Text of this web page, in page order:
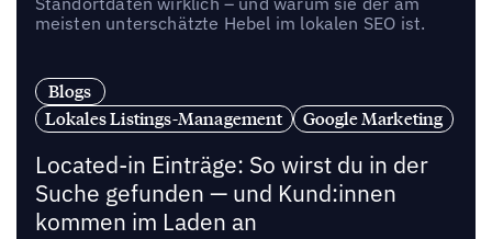
meisten unterschätzte Hebel im lokalen SEO ist.
Blogs
Lokales Listings-Management
Google Marketing
Located-in Einträge: So wirst du in der
Suche gefunden — und Kund:innen
kommen im Laden an